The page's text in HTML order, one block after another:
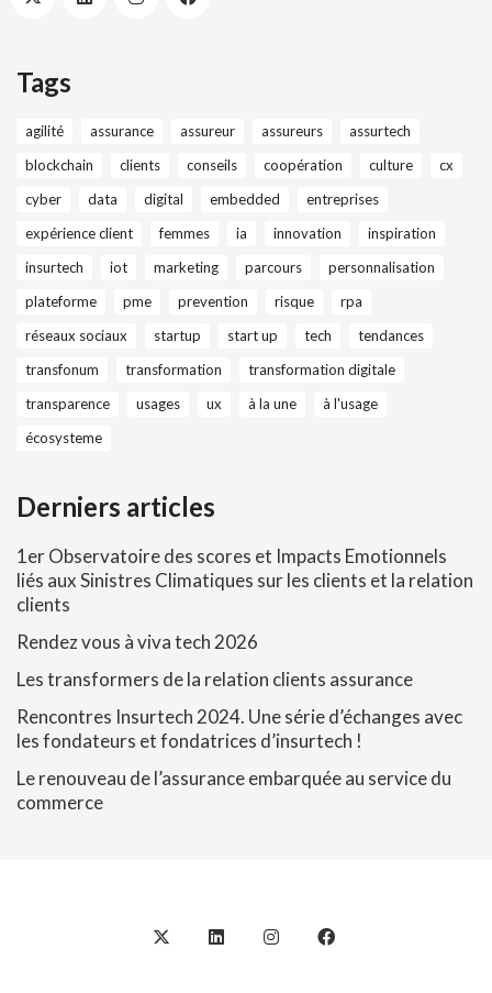
Tags
agilité assurance assureur assureurs
assurtech
blockchain
clients conseils coopération culture
cx
cyber
data digital embedded
entreprises
expérience client
femmes ia innovation
inspiration
insurtech
iot marketing parcours
personnalisation
plateforme
pme prevention risque
rpa
réseaux sociaux
startup start up tech
tendances
transfonum
transformation
transformation digitale
transparence
usages ux à la une
à l'usage
écosysteme
Derniers articles
1er Observatoire des scores et Impacts Emotionnels
liés aux Sinistres Climatiques sur les clients et la relation
clients
Rendez vous à viva tech 2026
Les transformers de la relation clients assurance
Rencontres Insurtech 2024. Une série d’échanges avec
les fondateurs et fondatrices d’insurtech !
Le renouveau de l’assurance embarquée au service du
commerce